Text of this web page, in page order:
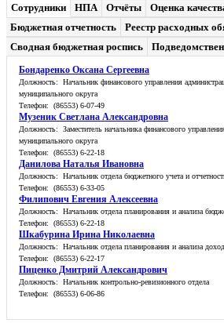
Сотрудники НПА Отчёты
Оценка
Бюджетная отчетность
Реестр расходных
Сводная бюджетная роспись
Бондаренко Оксана Сергеевна
Должность: Начальник финансового управления
муниципального округа
Телефон: (86553) 6-07-49
Музеник Светлана Александровна
Должность: Заместитель начальника финансового
муниципального округа
Телефон: (86553) 6-22-18
Данилова Наталья Ивановна
Должность: Начальник отдела бюджетного учета и
Телефон: (86553) 6-33-05
Филипович Евгения Алексеевна
Должность: Начальник отдела планирования и анализа
Телефон: (86553) 6-22-18
Шкабурина Ирина Николаевна
Должность: Начальник отдела планирования и анализа
Телефон: (86553) 6-22-17
Пиценко Дмитрий Александрович
Должность: Начальник контрольно-ревизионного отдела
Телефон: (86553) 6-06-86